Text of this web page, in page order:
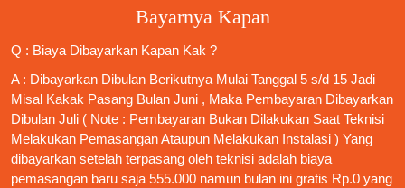
Bayarnya Kapan
Q : Biaya Dibayarkan Kapan Kak ?
A : Dibayarkan Dibulan Berikutnya Mulai Tanggal 5 s/d 15 Jadi
Misal Kakak Pasang Bulan Juni , Maka Pembayaran Dibayarkan
Dibulan Juli ( Note : Pembayaran Bukan Dilakukan Saat Teknisi
Melakukan Pemasangan Ataupun Melakukan Instalasi ) Yang
dibayarkan setelah terpasang oleh teknisi adalah biaya
pemasangan baru saja 555.000 namun bulan ini gratis Rp.0 yang